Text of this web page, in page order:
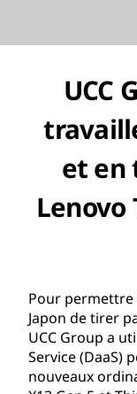
UCC
et en
Lenovo
Pour permettre
Japon de tirer
UCC Group a
Service
nouveaux